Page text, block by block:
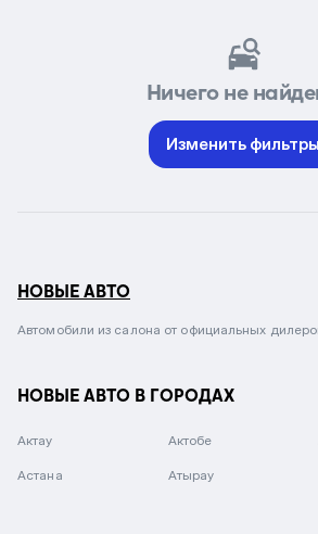
Ничего не
Изменить фильтры
НОВЫЕ АВТО
Автомобили из салона от официальных
НОВЫЕ АВТО В ГОРОДАХ
Актау Актобе
Астана Атырау